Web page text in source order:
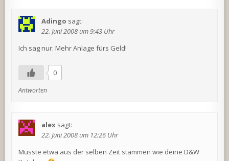
Adingo sagt:
22. Juni 2008 um 9:43 Uhr
Ich sag nur: Mehr Anlage fürs Geld!
0
Antworten
alex sagt:
22. Juni 2008 um 12:26 Uhr
Müsste etwa aus der selben Zeit stammen wie deine D&W